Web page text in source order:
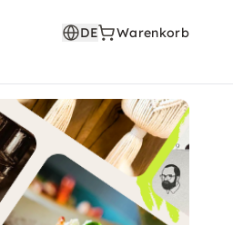
DE Warenkorb